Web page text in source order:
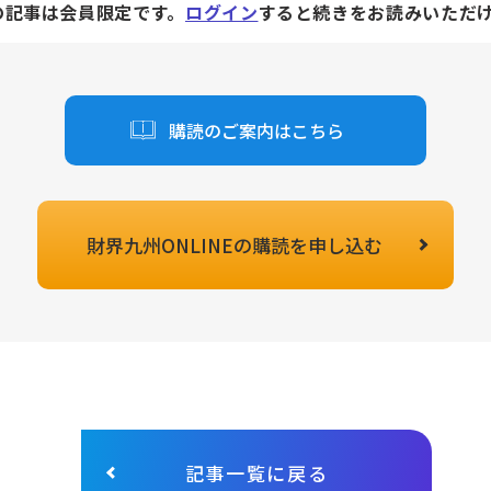
事は会員限定です。 ログインすると続きをお読みいただ
購読のご案内はこちら
財界九州ONLINEの購読を申し込む
記事一覧に戻る